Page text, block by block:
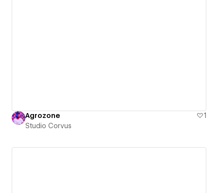
Agrozone
1
Studio Corvus